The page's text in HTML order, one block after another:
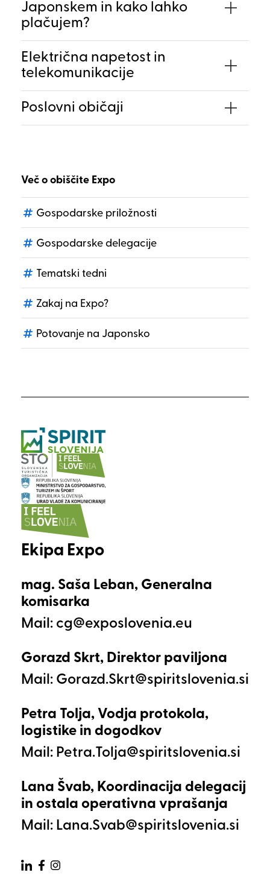
Japonskem in kako lahko
plačujem?
Električna napetost in
telekomunikacije
Poslovni običaji
Več o obiščite Expo
Gospodarske priložnosti
Gospodarske delegacije
Tematski tedni
Zakaj na Expo?
Potovanje na Japonsko
Ekipa Expo
mag. Saša Leban, Generalna
komisarka
Mail:
Gorazd Skrt, Direktor paviljona
Mail:
Petra Tolja, Vodja protokola,
logistike in dogodkov
Mail:
Lana Švab, Koordinacija delegacij
in ostala operativna vprašanja
Mail:
Zunanja povezava na Linkedin
Zunanja povezava na
Zunanja povezava na